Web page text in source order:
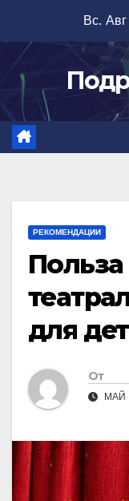
содержимому
Вс.
РЕКОМЕНДАЦИИ
Польза
для
От
МАЙ